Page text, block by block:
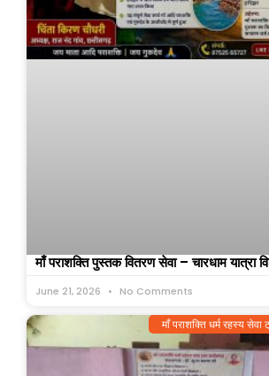
माँ पराशक्ति पुस्तक वितरण सेवा – चारधाम यात्रा
June 21, 2026 No Comments
माँ पराशक्ति धर्म रहस्य